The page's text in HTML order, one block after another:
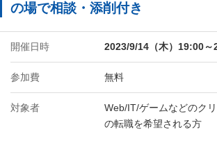
の場で相談・添削付き
開催日時 2023/9/14（木）19:00～
参加費 無料
対象者
Web/IT/ゲームなどのク
の転職を希望される方